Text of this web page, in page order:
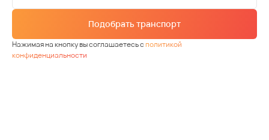
Подобрать транспорт
Нажимая на кнопку вы соглашаетесь сполитикой
конфиденциальности